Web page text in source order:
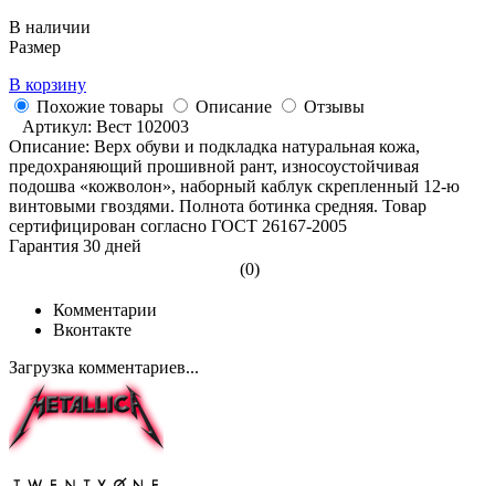
В наличии
Размер
В корзину
Похожие товары
Описание
Отзывы
Артикул: Вест 102003
Описание: Верх обуви и подкладка натуральная кожа,
предохраняющий прошивной рант, износоустойчивая
подошва «кожволон», наборный каблук скрепленный 12-ю
винтовыми гвоздями. Полнота ботинка средняя. Товар
сертифицирован согласно ГОСТ 26167-2005
Гарантия 30 дней
(0)
Комментарии
Вконтакте
Загрузка комментариев...